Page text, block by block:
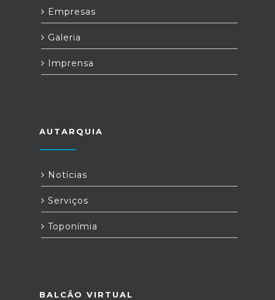
Empresas
Galeria
Imprensa
AUTARQUIA
Notícias
Serviços
Toponímia
BALCÃO VIRTUAL